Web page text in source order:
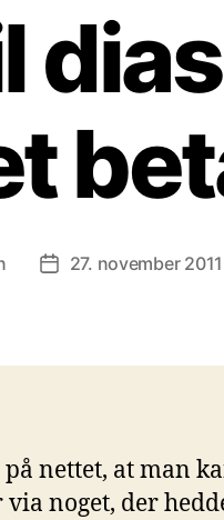
Indlægsdato
27. november 2011
på nettet, at man
noget, der